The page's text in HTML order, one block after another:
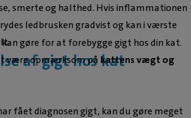
smerte og halthed. Hvis inflammationen
ledbrusken gradvist og kan i værste
af gigt hos kat
gøre for at forebygge gigt hos din kat.
være opmærksom på kattens vægt og
fået diagnosen gigt, kan du gøre meget